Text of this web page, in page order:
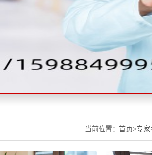
当前位置： 首页>专家